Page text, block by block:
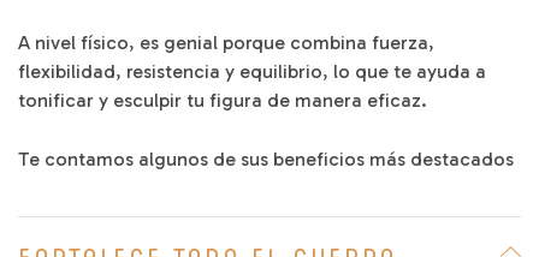
A nivel físico, es genial porque combina fuerza,
flexibilidad, resistencia y equilibrio, lo que te ayuda a
tonificar y esculpir tu figura de manera eficaz.
Te contamos algunos de sus beneficios más destacados